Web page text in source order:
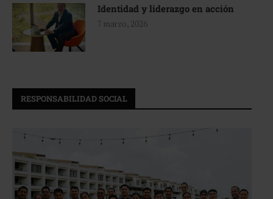
Identidad y liderazgo en acción
7 marzo, 2026
RESPONSABILIDAD SOCIAL